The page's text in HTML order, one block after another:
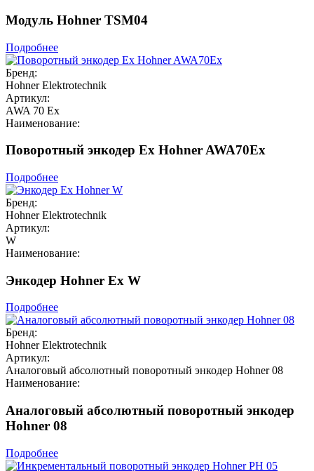
Модуль Hohner TSM04
Подробнее
Бренд:
Hohner Elektrotechnik
Артикул:
AWA 70 Ex
Наименование:
Поворотный энкодер Ex Hohner AWA70Ex
Подробнее
Бренд:
Hohner Elektrotechnik
Артикул:
W
Наименование:
Энкодер Hohner Ex W
Подробнее
Бренд:
Hohner Elektrotechnik
Артикул:
Аналоговый абсолютный поворотный энкодер Hohner 08
Наименование:
Аналоговый абсолютный поворотный энкодер
Hohner 08
Подробнее